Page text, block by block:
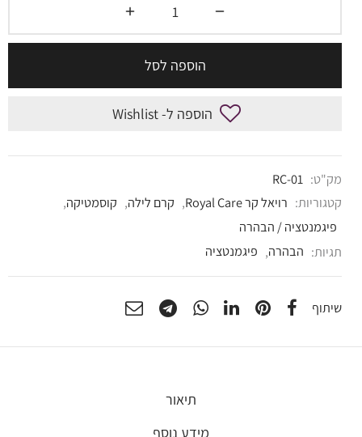
הוספה לסל
הוספה ל- Wishlist
מק"ט: RC-01
קטגוריות: רויאל קר Royal Care , קרם לילה, קוסמטיקה,
פיגמנטציה / הבהרה
תגיות: הבהרה, פיגמנטציה
שיתוף
תיאור
מידע נוסף